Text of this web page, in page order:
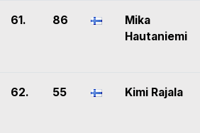
61. 86
Mika
Hautaniemi
62. 55 Kimi Rajala